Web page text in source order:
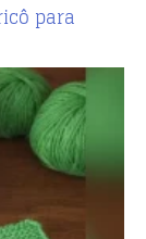
para